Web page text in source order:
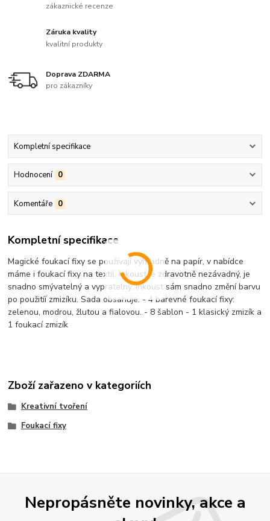
zákaznické recenze
Záruka kvality
kvalitní produkty
Doprava ZDARMA
pro zákazníky
Kompletní specifikace
Hodnocení 0
Komentáře 0
Kompletní specifikace
Magické foukací fixy se používají výhradně na papír, v nabídce
máme i foukací fixy na textil. Inkoust je zdravotně nezávadný, je
snadno smývatelný a vypratelný. Inkoust sám snadno změní barvu
po použitíí zmizíku. Sada obsahuje: - 4 barevné foukací fixy:
zelenou, modrou, žlutou a fialovou. - 8 šablon - 1 klasický zmizík a
1 foukací zmizík
Zboží zařazeno v kategoriích
Kreativní tvoření
Foukací fixy
Nepropásněte novinky, akce a